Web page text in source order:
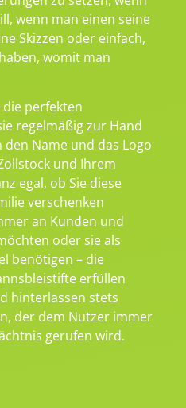
wenn man einen seine
Skizzen oder einfach,
womit man
perfekten
regelmäßig zur Hand
Name und das Logo
und Ihrem
egal, ob Sie diese
verschenken
an Kunden und
oder sie als
benötigen – die
erfüllen
hinterlassen stets
der dem Nutzer immer
gerufen wird.